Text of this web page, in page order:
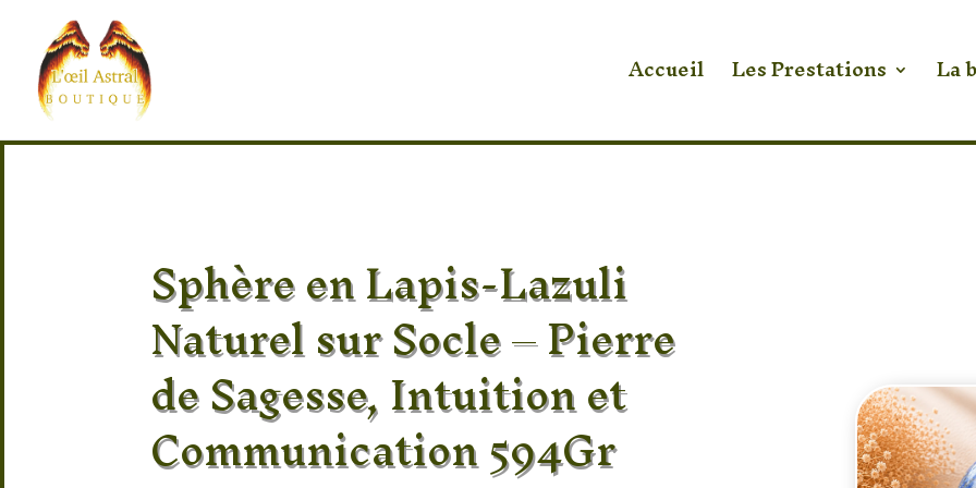
Accueil Les Prestations La
Sphère en Lapis-Lazuli
Naturel sur Socle – Pierre
de Sagesse, Intuition et
Communication 594Gr